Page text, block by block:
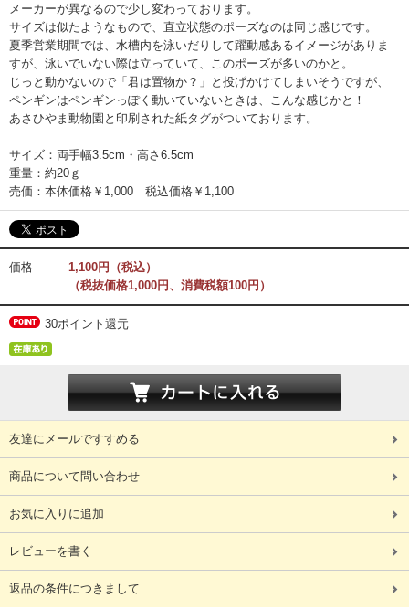
メーカーが異なるので少し変わっております。
サイズは似たようなもので、直立状態のポーズなのは同じ感じです。
夏季営業期間では、水槽内を泳いだりして躍動感あるイメージがありま
すが、泳いでいない際は立っていて、このポーズが多いのかと。
じっと動かないので「君は置物か？」と投げかけてしまいそうですが、
ペンギンはペンギンっぽく動いていないときは、こんな感じかと！
あさひやま動物園と印刷された紙タグがついております。
サイズ：両手幅3.5cm・高さ6.5cm
重量：約20ｇ
売価：本体価格￥1,000 税込価格￥1,100
価格
1,100円（税込）
（税抜価格1,000円、消費税額100円）
30ポイント還元
友達にメールですすめる
商品について問い合わせ
お気に入りに追加
レビューを書く
返品の条件につきまして